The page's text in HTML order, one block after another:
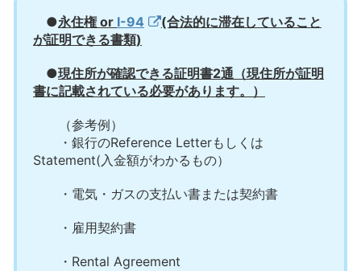
●永住権 or I-94
(合法的に滞在していること
が証明できる書類)
●現住所が確認できる証明書2通（現住所が証明
書に記載されている必要があります。）
（参考例）
・銀行のReference Letterもしくは
Statement(入金額がわかるもの）
・電気・ガスの支払い書または契約書
・雇用契約書
・Rental Agreement